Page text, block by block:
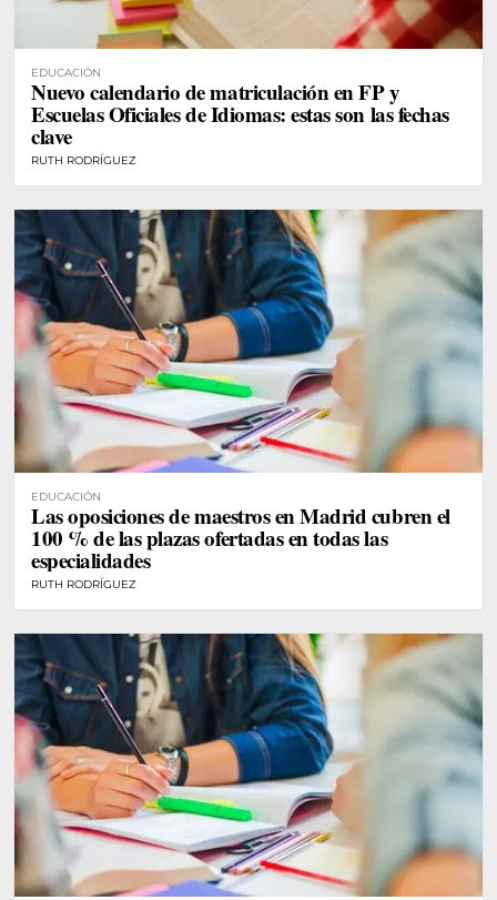
EDUCACIÓN
Nuevo calendario de matriculación en FP y
Escuelas Oficiales de Idiomas: estas son las fechas
clave
RUTH RODRÍGUEZ
EDUCACIÓN
Las oposiciones de maestros en Madrid cubren el
100 % de las plazas ofertadas en todas las
especialidades
RUTH RODRÍGUEZ